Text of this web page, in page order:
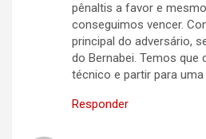
pênaltis a favor e
conseguimos vencer.
principal do adversário,
do Bernabei. Temos que
técnico e partir para uma
Responder